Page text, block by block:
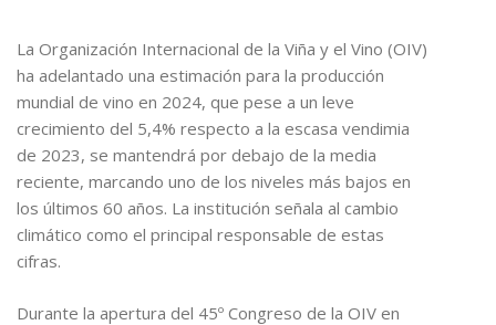
La Organización Internacional de la Viña y el Vino (OIV)
ha adelantado una estimación para la producción
mundial de vino en 2024, que pese a un leve
crecimiento del 5,4% respecto a la escasa vendimia
de 2023, se mantendrá por debajo de la media
reciente, marcando uno de los niveles más bajos en
los últimos 60 años. La institución señala al cambio
climático como el principal responsable de estas
cifras.
Durante la apertura del 45º Congreso de la OIV en